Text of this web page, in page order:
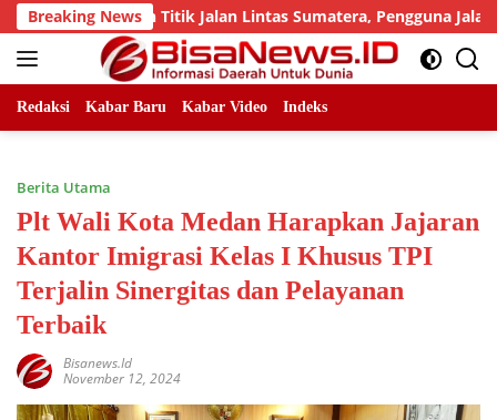
Skip
to
content
Breaking News
Sejumlah Titik Jalan Lintas Sumatera, Pengguna Jalan
Redaksi Kabar Baru Kabar Video Indeks
Berita Utama
Plt Wali Kota Medan Harapkan Jajaran
Kantor Imigrasi Kelas I Khusus TPI
Terjalin Sinergitas dan Pelayanan
Terbaik
Bisanews.id
November 12, 2024